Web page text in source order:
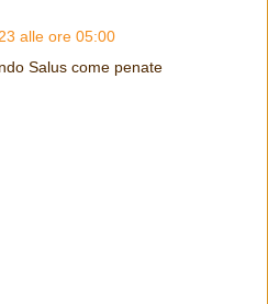
alle ore 05:00
Salus come penate